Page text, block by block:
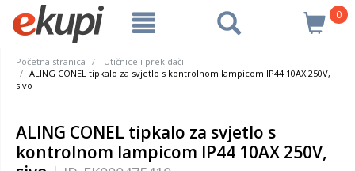
0
Početna stranica
Utičnice i prekidači
ALING CONEL tipkalo za svjetlo s kontrolnom lampicom IP44 10AX 250V,
sivo
ALING CONEL tipkalo za svjetlo s
kontrolnom lampicom IP44 10AX 250V,